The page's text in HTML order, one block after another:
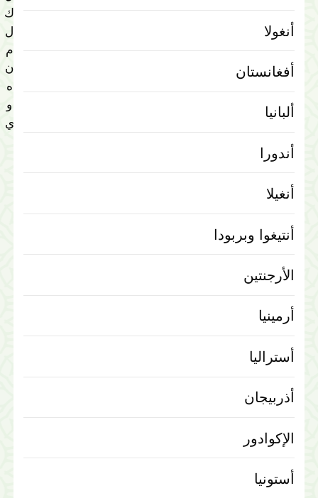
ك
ل
م
ن
ه
و
ي
أنغولا
أفغانستان
ألبانيا
أندورا
أنغيلا
أنتيغوا وبربودا
الأرجنتين
أرمينيا
أستراليا
أذربيجان
الإكوادور
أستونيا